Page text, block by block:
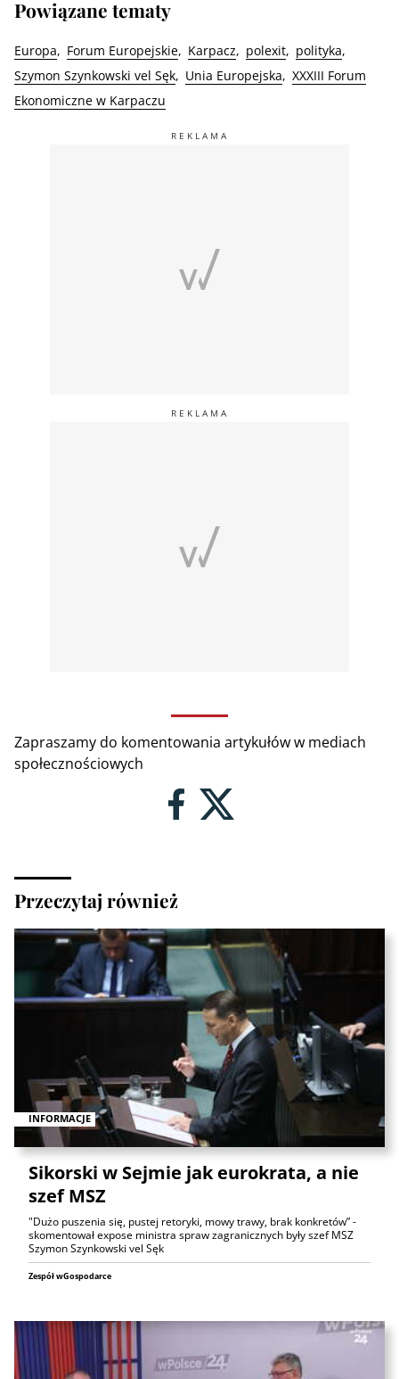
Powiązane tematy
Europa Forum Europejskie Karpacz polexit
polityka
Szymon Szynkowski vel Sęk
Unia Europejska
XXXIII Forum
Ekonomiczne w Karpaczu
Zapraszamy do komentowania artykułów w mediach
społecznościowych
Przeczytaj również
INFORMACJE
Sikorski w Sejmie jak eurokrata, a nie
szef MSZ
"Dużo puszenia się, pustej retoryki, mowy trawy, brak konkretów” -
skomentował expose ministra spraw zagranicznych były szef MSZ
Szymon Szynkowski vel Sęk
Zespół wGospodarce